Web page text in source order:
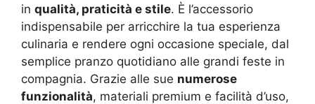
in qualità, praticità e stile. È l’accessorio
indispensabile per arricchire la tua esperienza
culinaria e rendere ogni occasione speciale, dal
semplice pranzo quotidiano alle grandi feste in
compagnia. Grazie alle sue numerose
funzionalità, materiali premium e facilità d’uso,